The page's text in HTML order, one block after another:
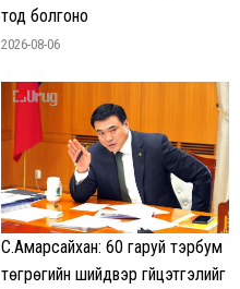
тод болгоно
2026-08-06
С.Амарсайхан: 60 гаруй тэрбум
төгрөгийн шийдвэр гүйцэтгэлийг